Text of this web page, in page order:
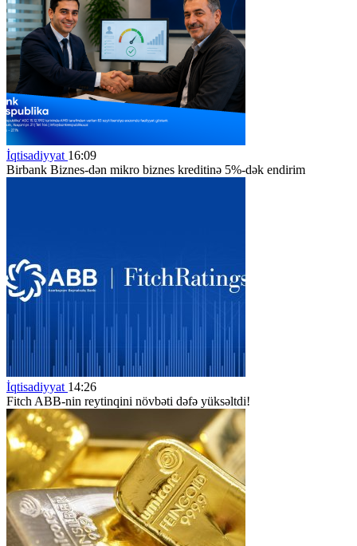
İqtisadiyyat 16:09
Birbank Biznes-dən mikro biznes kreditinə 5%-dək endirim
İqtisadiyyat 14:26
Fitch ABB-nin reytinqini növbəti dəfə yüksəltdi!